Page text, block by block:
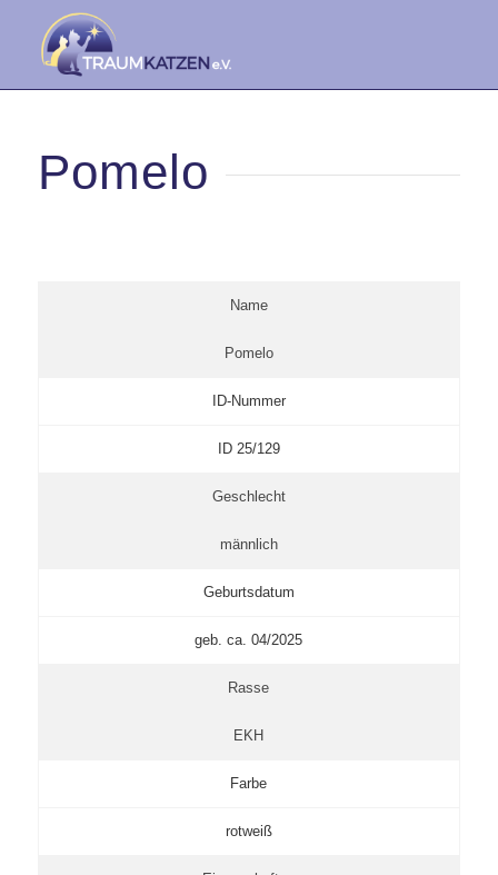
Pomelo
Name
Pomelo
ID-Nummer
ID 25/129
Geschlecht
männlich
Geburtsdatum
geb. ca. 04/2025
Rasse
EKH
Farbe
rotweiß